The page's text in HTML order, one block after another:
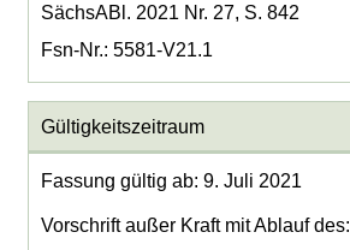
SächsABl. 2021 Nr. 27, S. 842
Fsn-Nr.: 5581-V21.1
Gültigkeitszeitraum
Fassung gültig ab: 9. Juli 2021
Vorschrift außer Kraft mit Ablauf des: